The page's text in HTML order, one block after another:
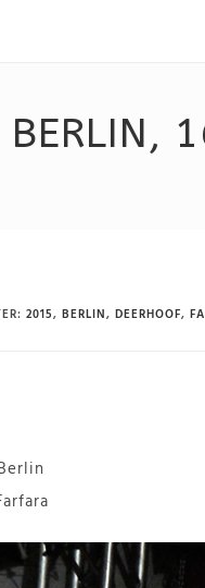
BERLIN,
: 2015, BERLIN, DEERHOOF,